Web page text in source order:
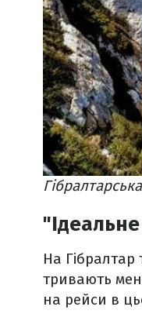
На
тривають
на рейси в